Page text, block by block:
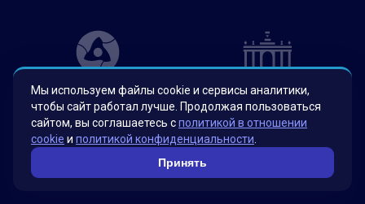
Мы используем файлы cookie и сервисы аналитики,
чтобы сайт работал лучше. Продолжая пользоваться
сайтом, вы соглашаетесь сполитикой в отношении
cookie и политикой конфиденциальности
Принять